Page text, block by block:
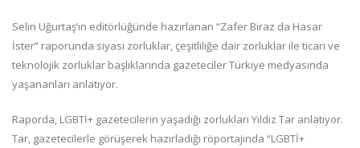
Selin Uğurtaş’ın editörlüğünde hazırlanan “Zafer Biraz da Hasar
İster” raporunda siyasi zorluklar, çeşitliliğe dair zorluklar ile ticari ve
teknolojik zorluklar başlıklarında gazeteciler Türkiye medyasında
yaşananları anlatıyor.
Raporda, LGBTİ+ gazetecilerin yaşadığı zorlukları Yıldız Tar anlatıyor.
Tar, gazetecilerle görüşerek hazırladığı röportajında “LGBTİ+